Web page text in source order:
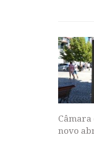
Câmara
novo